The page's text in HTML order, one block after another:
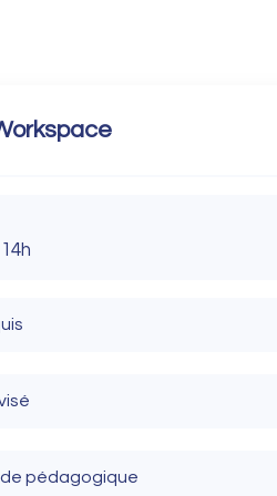
de base en informatique et
souhaitant améliorer son
pédagogique